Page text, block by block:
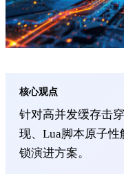
核心观点
针对高并发缓存击
现、Lua脚本原子
锁演进方案。